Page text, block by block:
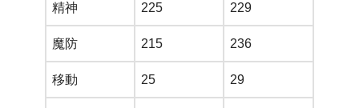
精神 225 229
魔防 215 236
移動 25 29